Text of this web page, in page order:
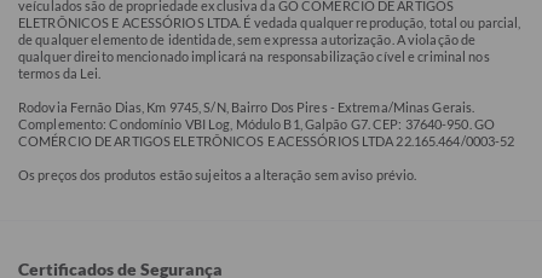
veículados são de propriedade exclusiva da GO COMÉRCIO DE ARTIGOS
ELETRÔNICOS E ACESSÓRIOS LTDA. É vedada qualquer reprodução, total ou parcial,
de qualquer elemento de identidade, sem expressa autorização. A violação de
qualquer direito mencionado implicará na responsabilização cível e criminal nos
termos da Lei.
Rodovia Fernão Dias, Km 9745, S/N, Bairro Dos Pires - Extrema/Minas Gerais.
Complemento: Condomínio VBI Log, Módulo B1, Galpão G7. CEP: 37640-950. GO
COMÉRCIO DE ARTIGOS ELETRÔNICOS E ACESSÓRIOS LTDA 22.165.464/0003-52
Os preços dos produtos estão sujeitos a alteração sem aviso prévio.
Certificados de Segurança